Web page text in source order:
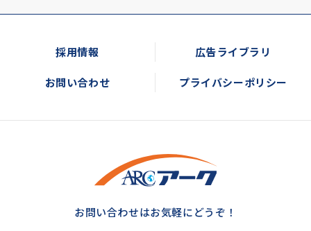
採用情報 広告ライブラリ
お問い合わせ プライバシーポリシー
お問い合わせはお気軽にどうぞ！